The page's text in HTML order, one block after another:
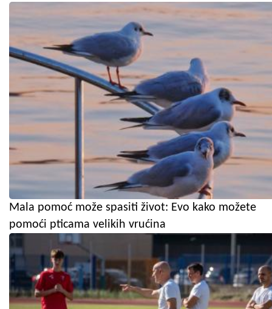
Mala pomoć može spasiti život: Evo kako možete
pomoći pticama velikih vrućina